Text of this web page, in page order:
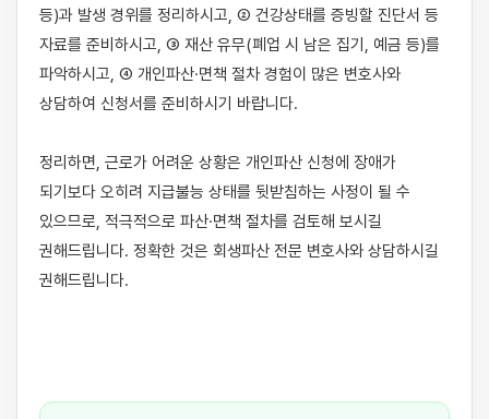
등)과 발생 경위를 정리하시고, ② 건강상태를 증빙할 진단서 등
자료를 준비하시고, ③ 재산 유무(폐업 시 남은 집기, 예금 등)를
파악하시고, ④ 개인파산·면책 절차 경험이 많은 변호사와
상담하여 신청서를 준비하시기 바랍니다.
정리하면, 근로가 어려운 상황은 개인파산 신청에 장애가
되기보다 오히려 지급불능 상태를 뒷받침하는 사정이 될 수
있으므로, 적극적으로 파산·면책 절차를 검토해 보시길
권해드립니다. 정확한 것은 회생파산 전문 변호사와 상담하시길
권해드립니다.